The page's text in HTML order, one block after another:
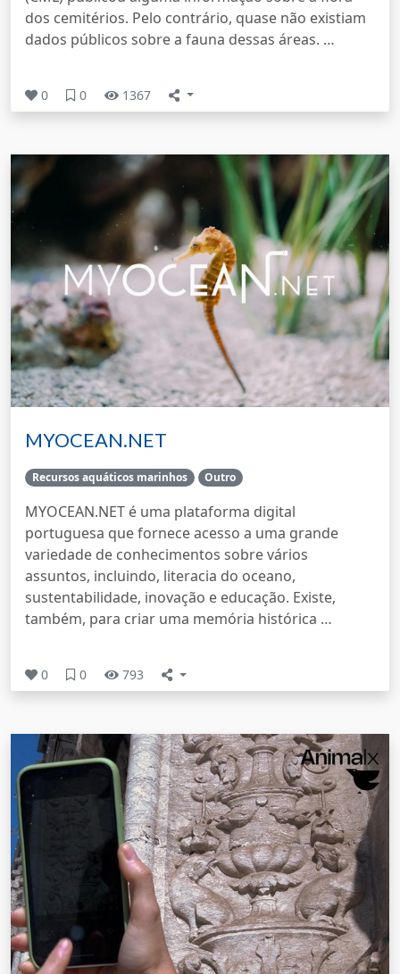
dos cemitérios. Pelo contrário, quase não existiam
dados públicos sobre a fauna dessas áreas. …
0 0 1367
MYOCEAN.NET
Recursos aquáticos marinhos Outro
MYOCEAN.NET é uma plataforma digital
portuguesa que fornece acesso a uma grande
variedade de conhecimentos sobre vários
assuntos, incluindo, literacia do oceano,
sustentabilidade, inovação e educação. Existe,
também, para criar uma memória histórica …
0 0 793